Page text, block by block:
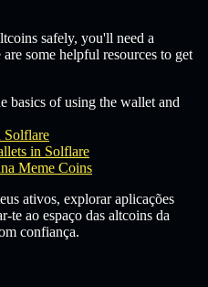
safely, you'll need a
are some helpful resources to get
basics of using the wallet and
Solflare
in Solflare
Meme Coins
ativos, explorar aplicações
te ao espaço das altcoins da
confiança.